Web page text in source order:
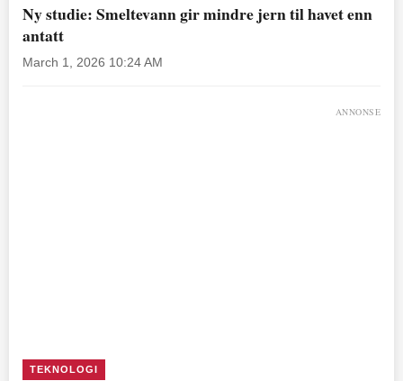
Ny studie: Smeltevann gir mindre jern til havet enn
antatt
March 1, 2026 10:24 AM
ANNONSE
TEKNOLOGI